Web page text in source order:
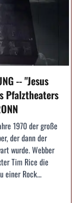
-- "Jesus
Pfalztheaters
1970 der große
der dann der
wurde. Webber
Tim Rice die
einer Rock...